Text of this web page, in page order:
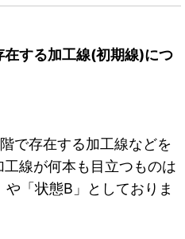
在する加工線(初期線)につ
で存在する加工線などを
線が何本も目立つものは
「状態B」としておりま